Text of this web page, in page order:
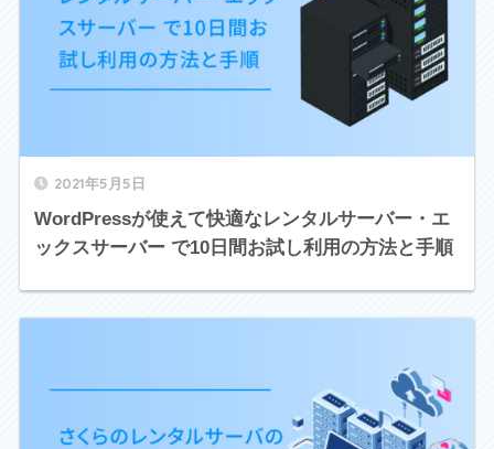
2021年5月5日
WordPressが使えて快適なレンタルサーバー・エ
ックスサーバー で10日間お試し利用の方法と手順